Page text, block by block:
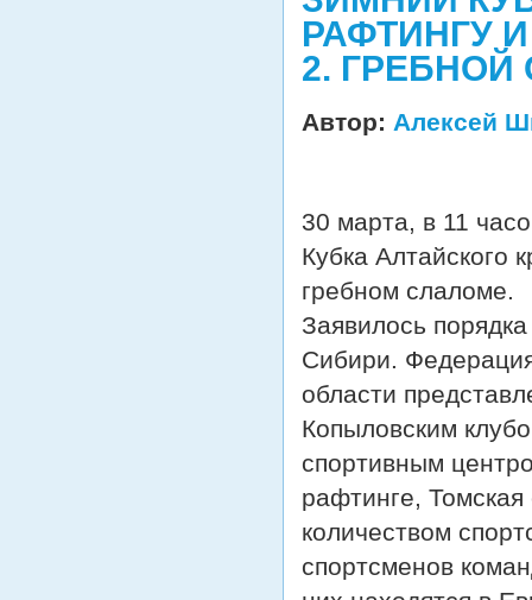
РАФТИНГУ
2.
Автор: Алексей
30 марта, в 11
Кубка Алтайского
гребном слаломе.
Заявилось
Сибири.
области
Копыловским
спортивным
рафтинге,
количеством
спортсменов